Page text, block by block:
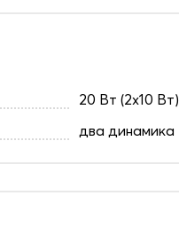
20 Вт (2х10 Вт)
два динамика